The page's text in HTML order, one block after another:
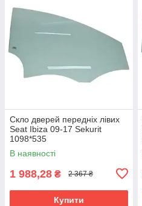
Скло дверей передніх лівих
Seat Ibiza 09-17 Sekurit
1098*535
В наявності
1 988,28 ₴ 2 367 ₴
Купити